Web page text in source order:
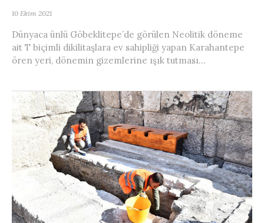
10 Ekim 2021
Dünyaca ünlü Göbeklitepe’de görülen Neolitik döneme
ait T biçimli dikilitaşlara ev sahipliği yapan Karahantepe
ören yeri, dönemin gizemlerine ışık tutması...